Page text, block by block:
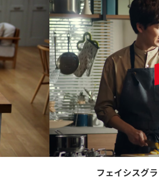
フェイシスグ